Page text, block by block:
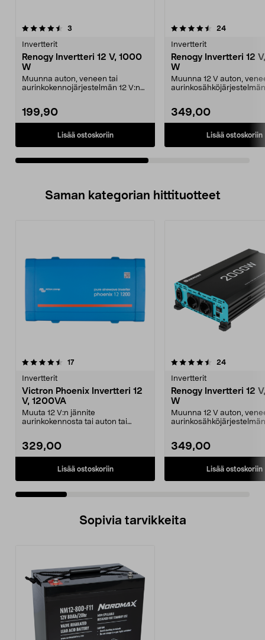
3
Invertterit
Renogy Invertteri 12 V, 1000
W
Muunna auton, veneen tai
aurinkokennojärjestelmän 12 V:n
199,90
Lisää ostoskoriin
4.5viidestä
24arvostelut
Invertterit
Renogy Invertteri 12
W
Muunna 12 V auton,
349,00
Lisää ostoskoriin
4.5viidestä
Saman kategorian hittituotteet
17arvostelut
Invertterit
Victron Phoenix Invertteri 12
V, 1200VA
Muuta 12 V:n jännite
aurinkokennosta tai auton tai
329,00
Lisää ostoskoriin
4.5 viidestä
24arvostelut
Invertterit
Renogy Invertteri 12
W
Muunna 12 V auton,
349,00
Lisää ostoskoriin
4.5 viidestä
Sopivia tarvikkeita